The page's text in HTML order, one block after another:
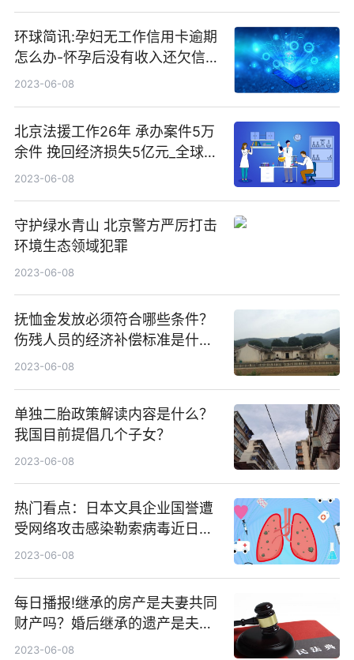
环球简讯:孕妇无工作信用卡逾期
怎么办-怀孕后没有收入还欠信用
卡
2023-06-08
北京法援工作26年 承办案件5万
余件 挽回经济损失5亿元_全球观
点
2023-06-08
守护绿水青山 北京警方严厉打击
环境生态领域犯罪
2023-06-08
抚恤金发放必须符合哪些条件？
伤残人员的经济补偿标准是什
么？
2023-06-08
单独二胎政策解读内容是什么？
我国目前提倡几个子女？
2023-06-08
热门看点：日本文具企业国誉遭
受网络攻击感染勒索病毒近日多
家日本企业机构遭受网络攻击
2023-06-08
每日播报!继承的房产是夫妻共同
财产吗？婚后继承的遗产是夫妻
共同财产吗？
2023-06-08